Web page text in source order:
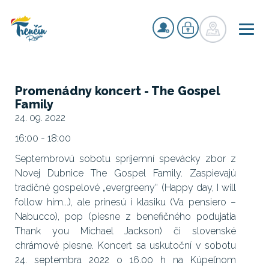
Promenádny koncert - The Gospel
Family
24. 09. 2022
16:00 - 18:00
Septembrovú sobotu spríjemní spevácky zbor z
Novej Dubnice The Gospel Family. Zaspievajú
tradičné gospelové „evergreeny“ (Happy day, I will
follow him...), ale prinesú i klasiku (Va pensiero –
Nabucco), pop (piesne z benefičného podujatia
Thank you Michael Jackson) či slovenské
chrámové piesne. Koncert sa uskutoční v sobotu
24. septembra 2022 o 16.00 h na Kúpeľnom